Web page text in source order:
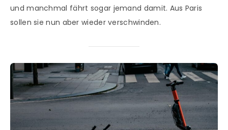
und manchmal fährt sogar jemand damit. Aus Paris
sollen sie nun aber wieder verschwinden.